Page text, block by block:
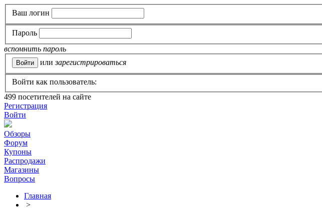
Ваш логин
Пароль
вспомнить пароль
или зарегистрироваться
Войти как пользователь:
499 посетителей на сайте
Регистрация
Войти
Обзоры
Форум
Купоны
Распродажи
Магазины
Вопросы
Главная
>